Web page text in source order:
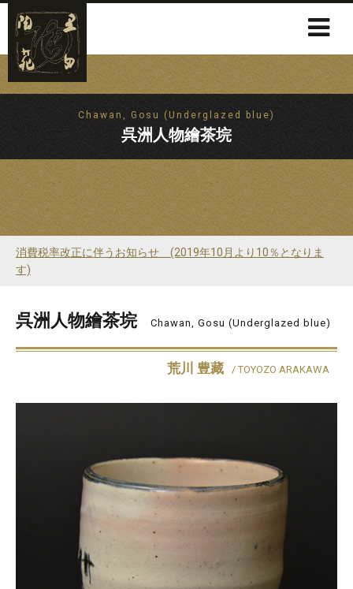
Chawan, Gosu (Underglazed blue)
呉洲人物繪茶垸
消費税率改正に伴うお知らせ (2019年10月より10％となりま
す)
呉洲人物繪茶垸 Chawan, Gosu (Underglazed blue)
荒川 豊藏 / TOYOZO ARAKAWA